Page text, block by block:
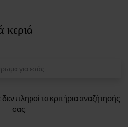
κεριά
πληροί τα κριτήρια αναζήτησής
σας.